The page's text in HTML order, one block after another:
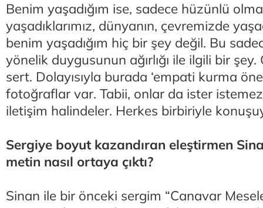
Benim yaşadığım ise, sadece hüzünlü
yaşadıklarımız, dünyanın, çevremizde
benim yaşadığım hiç bir şey değil. Bu
yönelik duygusunun ağırlığı ile ilgili bir
sert. Dolayısıyla burada ‘empati kurma
fotoğraflar var. Tabii, onlar da ister
iletişim halindeler. Herkes birbiriyle
Sergiye boyut kazandıran eleştirmen
metin nasıl ortaya çıktı?
Sinan ile bir önceki sergim “Canavar